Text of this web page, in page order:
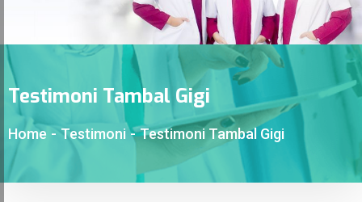
Testimoni Tambal Gigi
Home - Testimoni - Testimoni Tambal Gigi